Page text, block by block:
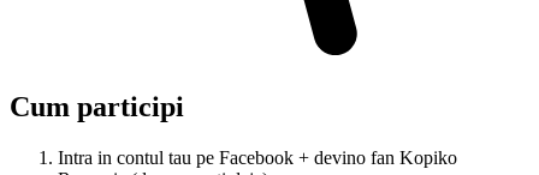
Cum participi
Intra in contul tau pe Facebook + devino fan Kopiko